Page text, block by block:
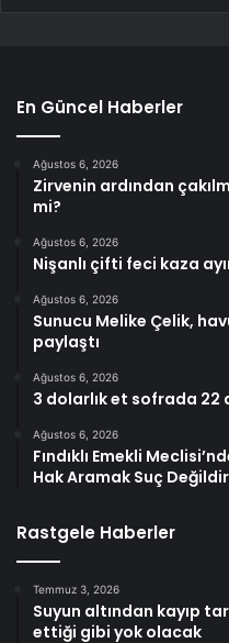
En Güncel Haberler
Ağustos 6, 2026
Zirvenin ardından
mi?
Ağustos 6, 2026
Nişanlı çifti feci kaza
Ağustos 6, 2026
Sunucu Melike Çelik,
paylaştı
Ağustos 6, 2026
3 dolarlık et sofrada 22
Ağustos 6, 2026
Fındıklı Emekli
Hak Aramak Suç Değildir
Rastgele Haberler
Temmuz 3, 2026
Suyun altından kayıp
ettiği gibi yok olacak